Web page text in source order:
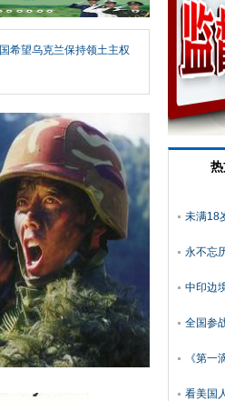
希望乌克兰保持领土主权
未满18
永不忘
中印边
全国参
《第
看美国